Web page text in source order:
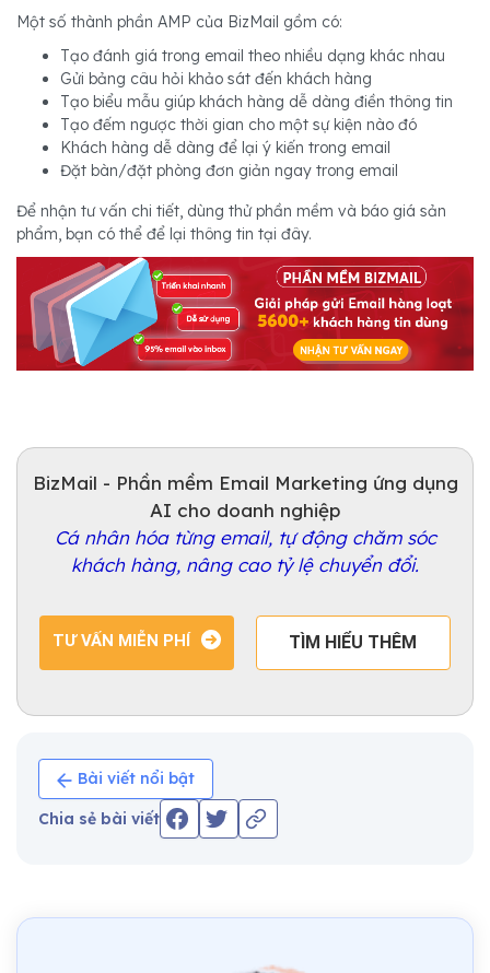
Một số thành phần AMP của BizMail gồm có:
Tạo đánh giá trong email theo nhiều dạng khác nhau
Gửi bảng câu hỏi khảo sát đến khách hàng
Tạo biểu mẫu giúp khách hàng dễ dàng điền thông tin
Tạo đếm ngược thời gian cho một sự kiện nào đó
Khách hàng dễ dàng để lại ý kiến trong email
Đặt bàn/đặt phòng đơn giản ngay trong email
Để nhận tư vấn chi tiết, dùng thử phần mềm và báo giá sản
phẩm, bạn có thể để lại thông tin tại đây.
BizMail - Phần mềm Email Marketing ứng dụng
AI cho doanh nghiệp
Cá nhân hóa từng email, tự động chăm sóc
khách hàng, nâng cao tỷ lệ chuyển đổi.
TƯ VẤN MIỄN PHÍ TÌM HIỂU THÊM
Bài viết nổi bật
Chia sẻ bài viết